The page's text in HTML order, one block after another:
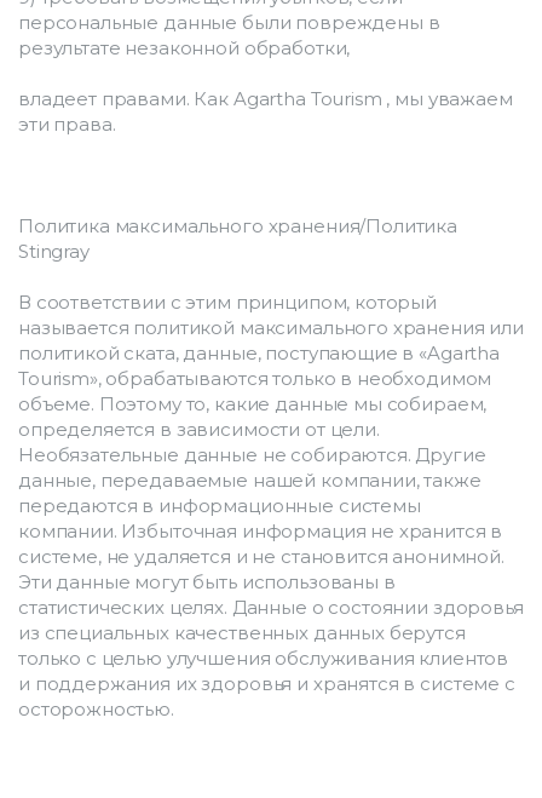
персональные данные были повреждены в
результате незаконной обработки,
владеет правами. Как Agartha Tourism , мы уважаем
эти права.
Политика максимального хранения/Политика
Stingray
В соответствии с этим принципом, который
называется политикой максимального хранения или
политикой ската, данные, поступающие в «Agartha
Tourism», обрабатываются только в необходимом
объеме. Поэтому то, какие данные мы собираем,
определяется в зависимости от цели.
Необязательные данные не собираются. Другие
данные, передаваемые нашей компании, также
передаются в информационные системы
компании. Избыточная информация не хранится в
системе, не удаляется и не становится анонимной.
Эти данные могут быть использованы в
статистических целях. Данные о состоянии здоровья
из специальных качественных данных берутся
только с целью улучшения обслуживания клиентов
и поддержания их здоровья и хранятся в системе с
осторожностью.